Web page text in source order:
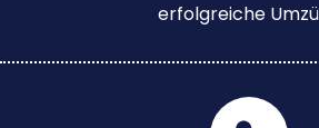
erfolgreiche